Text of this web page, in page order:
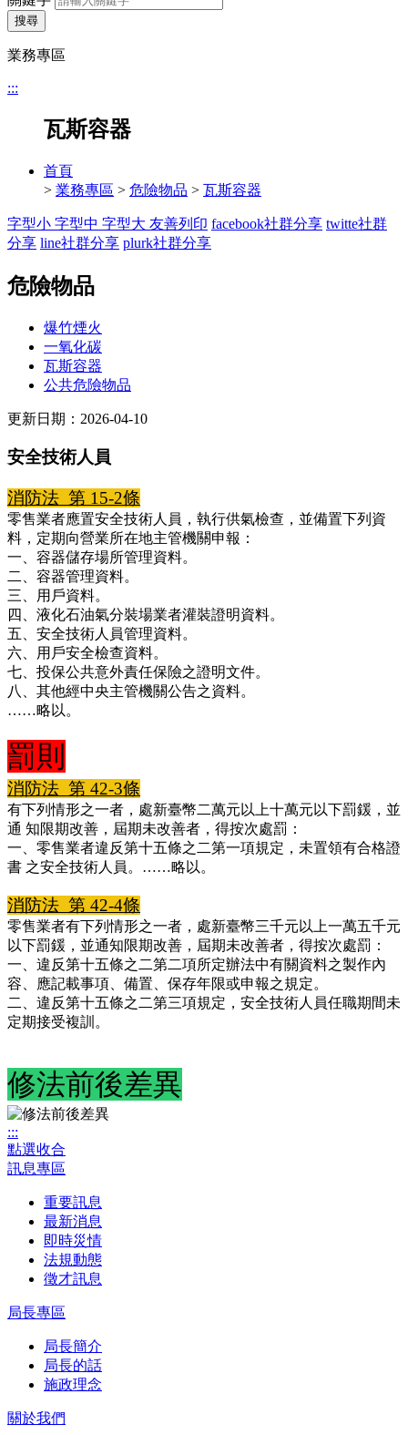
搜尋
業務專區
:::
瓦斯容器
首頁
> 業務專區 > 危險物品 > 瓦斯容器
字型小 字型中 字型大 友善列印 facebook社群分享 twitte社群
分享 line社群分享 plurk社群分享
危險物品
爆竹煙火
一氧化碳
瓦斯容器
公共危險物品
更新日期：2026-04-10
安全技術人員
消防法 第 15-2條
零售業者應置安全技術人員，執行供氣檢查，並備置下列資
料，定期向營業所在地主管機關申報：
一、容器儲存場所管理資料。
二、容器管理資料。
三、用戶資料。
四、液化石油氣分裝場業者灌裝證明資料。
五、安全技術人員管理資料。
六、用戶安全檢查資料。
七、投保公共意外責任保險之證明文件。
八、其他經中央主管機關公告之資料。
……略以。
罰則
消防法 第 42-3條
有下列情形之一者，處新臺幣二萬元以上十萬元以下罰鍰，並
通 知限期改善，屆期未改善者，得按次處罰：
一、零售業者違反第十五條之二第一項規定，未置領有合格證
書 之安全技術人員。……略以。
消防法 第 42-4條
零售業者有下列情形之一者，處新臺幣三千元以上一萬五千元
以下罰鍰，並通知限期改善，屆期未改善者，得按次處罰：
一、違反第十五條之二第二項所定辦法中有關資料之製作內
容、應記載事項、備置、保存年限或申報之規定。
二、違反第十五條之二第三項規定，安全技術人員任職期間未
定期接受複訓。
修法前後差異
:::
點選收合
訊息專區
重要訊息
最新消息
即時災情
法規動態
徵才訊息
局長專區
局長簡介
局長的話
施政理念
關於我們